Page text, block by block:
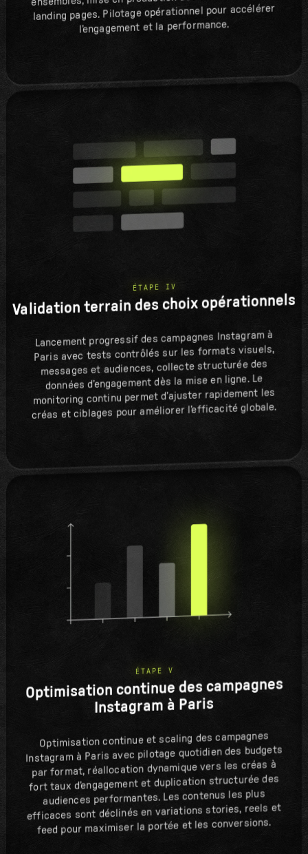
landing pages. Pilotage opérationnel pour accélérer
l’engagement et la performance.
ÉTAPE IV
Validation terrain des choix opérationnels
Lancement progressif des campagnes Instagram à
Paris avec tests contrôlés sur les formats visuels,
messages et audiences, collecte structurée des
données d’engagement dès la mise en ligne. Le
monitoring continu permet d’ajuster rapidement les
créas et ciblages pour améliorer l’efficacité globale.
ÉTAPE V
Optimisation continue des campagnes
Instagram à Paris
Optimisation continue et scaling des campagnes
Instagram à Paris avec pilotage quotidien des budgets
par format, réallocation dynamique vers les créas à
fort taux d’engagement et duplication structurée des
audiences performantes. Les contenus les plus
efficaces sont déclinés en variations stories, reels et
feed pour maximiser la portée et les conversions.